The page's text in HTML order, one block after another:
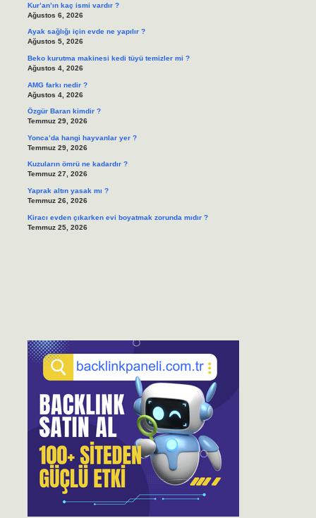
Kur’an’ın kaç ismi vardır ?
Ağustos 6, 2026
Ayak sağlığı için evde ne yapılır ?
Ağustos 5, 2026
Beko kurutma makinesi kedi tüyü temizler mi ?
Ağustos 4, 2026
AMG farkı nedir ?
Ağustos 4, 2026
Özgür Baran kimdir ?
Temmuz 29, 2026
Yonca’da hangi hayvanlar yer ?
Temmuz 29, 2026
Kuzuların ömrü ne kadardır ?
Temmuz 27, 2026
Yaprak altın yasak mı ?
Temmuz 26, 2026
Kiracı evden çıkarken evi boyatmak zorunda mıdır ?
Temmuz 25, 2026